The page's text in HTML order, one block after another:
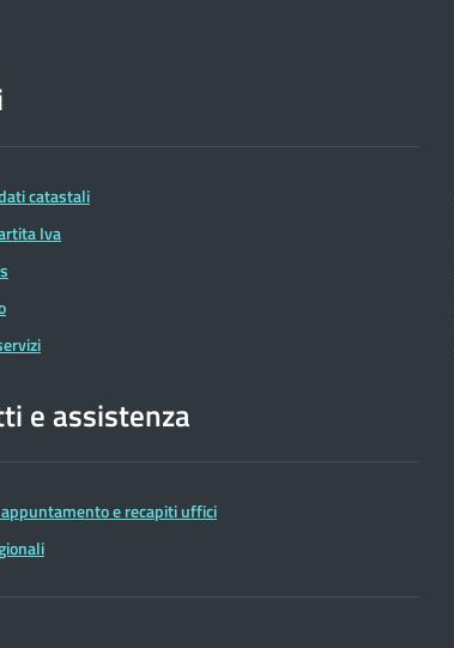
catastali
Iva
e assistenza
e recapiti uffici